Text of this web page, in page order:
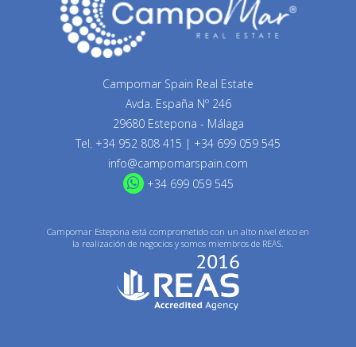
Campomar Spain Real Estate
Avda. España Nº 246
29680 Estepona - Málaga
Tel. +34 952 808 415 | +34 699 059 545
info@campomarspain.com
+34 699 059 545
Campomar Estepona está comprometido con un alto nivel ético en
la realización de negocios y somos miembros de REAS.